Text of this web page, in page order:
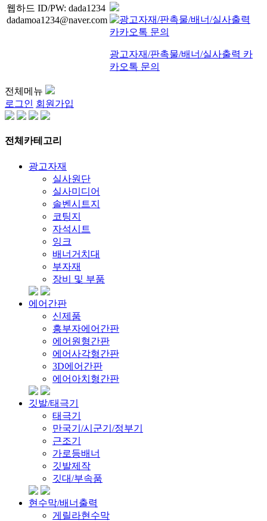
웹하드 ID/PW: dada1234
dadamoa1234@naver.com
광고자재/판촉물/배너/실사출력 카
카오톡 문의
전체메뉴
로그인 회원가입
전체카테고리
광고자재
실사원단
실사미디어
솔벤시트지
코팅지
자석시트
잉크
배너거치대
부자재
장비 및 부품
에어간판
신제품
흥부자에어간판
에어원형간판
에어사각형간판
3D에어간판
에어아치형간판
깃발/태극기
태극기
만국기/시군기/정부기
근조기
가로등배너
깃발제작
깃대/부속품
현수막/배너출력
게릴라현수막